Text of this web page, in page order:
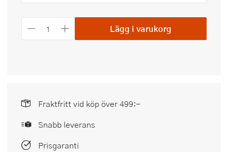
Lägg i varukorg
Fraktfritt vid köp över 499:-
Snabb leverans
Prisgaranti